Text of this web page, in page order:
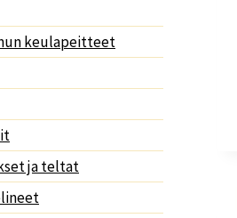
keulapeitteet
ja teltat